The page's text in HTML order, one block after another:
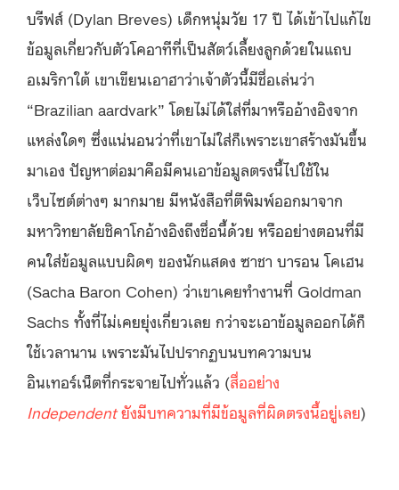
บรีฟส์ (Dylan Breves) เด็กหนุ่มวัย 17 ปี ได้เข้าไปแก้ไข
ข้อมูลเกี่ยวกับตัวโคอาทีที่เป็นสัตว์เลี้ยงลูกด้วยในแถบ
อเมริกาใต้ เขาเขียนเอาฮาว่าเจ้าตัวนี้มีชื่อเล่นว่า
“Brazilian aardvark” โดยไม่ได้ใส่ที่มาหรืออ้างอิงจาก
แหล่งใดๆ ซึ่งแน่นอนว่าที่เขาไม่ใส่ก็เพราะเขาสร้างมันขึ้น
มาเอง ปัญหาต่อมาคือมีคนเอาข้อมูลตรงนี้ไปใช้ใน
เว็บไซต์ต่างๆ มากมาย มีหนังสือที่ตีพิมพ์ออกมาจาก
มหาวิทยาลัยชิคาโกอ้างอิงถึงชื่อนี้ด้วย หรืออย่างตอนที่มี
คนใส่ข้อมูลแบบผิดๆ ของนักแสดง ซาชา บารอน โคเฮน
(Sacha Baron Cohen) ว่าเขาเคยทำงานที่ Goldman
Sachs ทั้งที่ไม่เคยยุ่งเกี่ยวเลย กว่าจะเอาข้อมูลออกได้ก็
ใช้เวลานาน เพราะมันไปปรากฏบนบทความบน
อินเทอร์เน็ตที่กระจายไปทั่วแล้ว (สื่ออย่าง
Independentยังมีบทความที่มีข้อมูลที่ผิดตรงนี้อยู่เลย)